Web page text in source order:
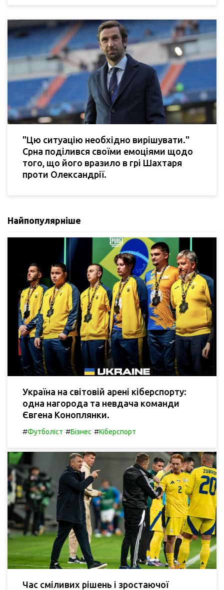
"Цю ситуацію необхідно вирішувати."
Срна поділився своїми емоціями щодо
того, що його вразило в грі Шахтаря
проти Олександрії.
Найпопулярніше
Україна на світовій арені кіберспорту:
одна нагорода та невдача команди
Євгена Коноплянки.
#Футболіст #Бізнес #Кіберспорт
Час сміливих рішень і зростаючої